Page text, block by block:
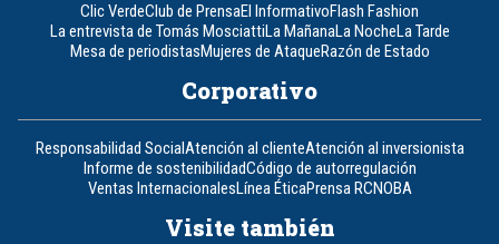
Clic VerdeClub de PrensaEl InformativoFlash Fashion
La entrevista de Tomás MosciattiLa MañanaLa NocheLa Tarde
Mesa de periodistasMujeres de AtaqueRazón de Estado
Corporativo
Responsabilidad SocialAtención al clienteAtención al inversionista
Informe de sostenibilidadCódigo de autorregulación
Ventas InternacionalesLínea ÉticaPrensa RCNOBA
Visite también